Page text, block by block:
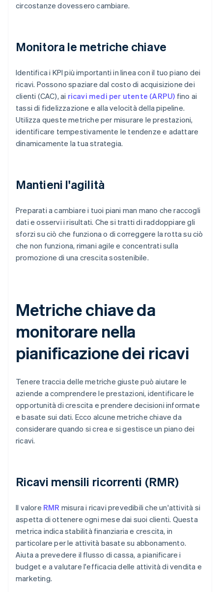
circostanze dovessero cambiare.
Monitora le metriche chiave
Identifica i KPI più importanti in linea con il tuo piano dei
ricavi. Possono spaziare dal costo di acquisizione dei
clienti (CAC), ai ricavi medi per utente (ARPU) fino ai
tassi di fidelizzazione e alla velocità della pipeline.
Utilizza queste metriche per misurare le prestazioni,
identificare tempestivamente le tendenze e adattare
dinamicamente la tua strategia.
Mantieni l'agilità
Preparati a cambiare i tuoi piani man mano che raccogli
dati e osservi i risultati. Che si tratti di raddoppiare gli
sforzi su ciò che funziona o di correggere la rotta su ciò
che non funziona, rimani agile e concentrati sulla
promozione di una crescita sostenibile.
Metriche chiave da
monitorare nella
pianificazione dei ricavi
Tenere traccia delle metriche giuste può aiutare le
aziende a comprendere le prestazioni, identificare le
opportunità di crescita e prendere decisioni informate
e basate sui dati. Ecco alcune metriche chiave da
considerare quando si crea e si gestisce un piano dei
ricavi.
Ricavi mensili ricorrenti (RMR)
Il valore RMR misura i ricavi prevedibili che un'attività si
aspetta di ottenere ogni mese dai suoi clienti. Questa
metrica indica stabilità finanziaria e crescita, in
particolare per le attività basate su abbonamento.
Aiuta a prevedere il flusso di cassa, a pianificare i
budget e a valutare l'efficacia delle attività di vendita e
marketing.